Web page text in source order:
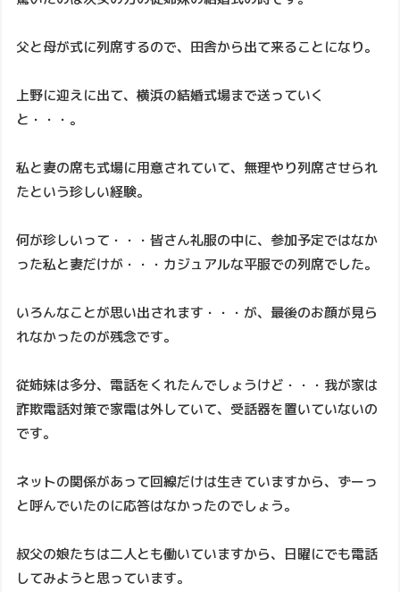
父と母が式に列席するので、田舎から出て来ることになり。
上野に迎えに出て、横浜の結婚式場まで送っていく
と・・・。
私と妻の席も式場に用意されていて、無理やり列席させられ
たという珍しい経験。
何が珍しいって・・・皆さん礼服の中に、参加予定ではなか
った私と妻だけが・・・カジュアルな平服での列席でした。
いろんなことが思い出されます・・・が、最後のお顔が見ら
れなかったのが残念です。
従姉妹は多分、電話をくれたんでしょうけど・・・我が家は
詐欺電話対策で家電は外していて、受話器を置いていないの
です。
ネットの関係があって回線だけは生きていますから、ずーっ
と呼んでいたのに応答はなかったのでしょう。
叔父の娘たちは二人とも働いていますから、日曜にでも電話
してみようと思っています。